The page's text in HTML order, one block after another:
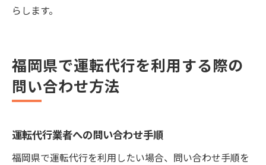
らします。
福岡県で運転代行を利用する際の
問い合わせ方法
運転代行業者への問い合わせ手順
福岡県で運転代行を利用したい場合、問い合わせ手順を